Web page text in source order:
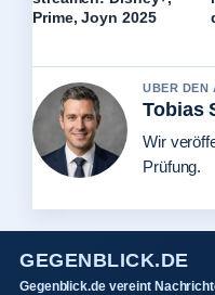
Prime, Joyn 2025
UBER DEN
Tobias
Wir
Prüfung.
GEGENBLICK.DE
Gegenblick.de vereint